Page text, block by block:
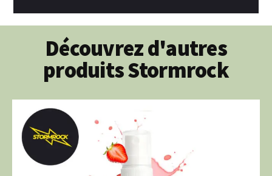
Découvrez d'autres
produits Stormrock